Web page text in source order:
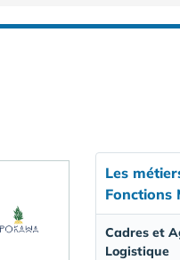
Les
Fonctions
Cadres et
Logistique